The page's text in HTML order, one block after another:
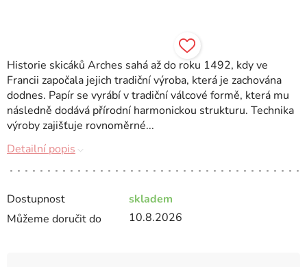
Dostupnost
skladem
Můžeme doručit do
10.8.2026
Historie skicáků Arches sahá až do roku 1492, kdy ve
Francii započala jejich tradiční výroba, která je zachována
dodnes. Papír se vyrábí v tradiční válcové formě, která mu
následně dodává přírodní harmonickou strukturu. Technika
výroby zajišťuje rovnoměrné...
Detailní popis